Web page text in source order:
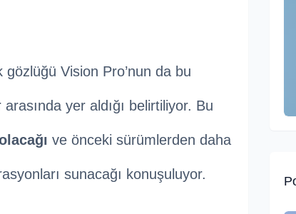
gözlüğü Vision Pro’nun da bu
yer aldığı belirtiliyor. Bu
ve önceki sürümlerden daha
sunacağı konuşuluyor.